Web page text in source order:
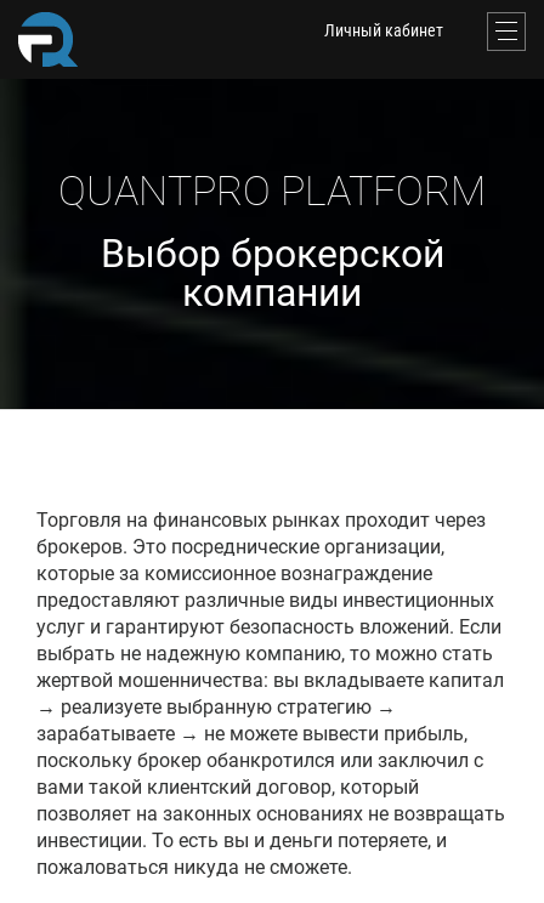
Личный кабинет
QUANTPRO PLATFORM
Выбор брокерской
компании
Торговля на финансовых рынках проходит через
брокеров. Это посреднические организации,
которые за комиссионное вознаграждение
предоставляют различные виды инвестиционных
услуг и гарантируют безопасность вложений. Если
выбрать не надежную компанию, то можно стать
жертвой мошенничества: вы вкладываете капитал
→ реализуете выбранную стратегию →
зарабатываете → не можете вывести прибыль,
поскольку брокер обанкротился или заключил с
вами такой клиентский договор, который
позволяет на законных основаниях не возвращать
инвестиции. То есть вы и деньги потеряете, и
пожаловаться никуда не сможете.